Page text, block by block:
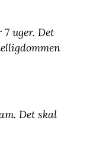
uger. Det
Det skal